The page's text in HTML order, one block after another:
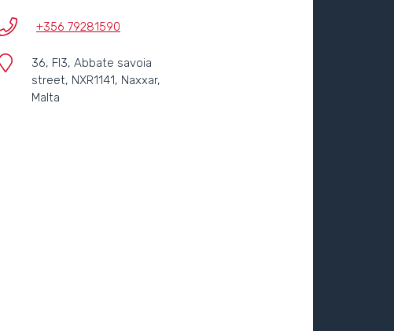
+356 79281590
36, Fl3, Abbate savoia
street, NXR1141, Naxxar,
Malta